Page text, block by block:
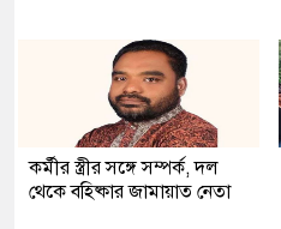
কর্মীর স্ত্রীর সঙ্গে সম্পর্ক, দল
থেকে বহিষ্কার জামায়াত নেতা